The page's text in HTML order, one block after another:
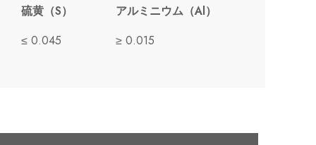
硫黄（S）
アルミニウム（Al）
≤ 0.045
≥ 0.015